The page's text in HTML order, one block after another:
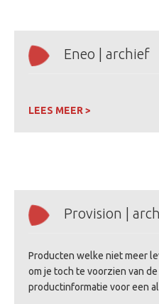
Eneo | archief
LEES MEER >
Provision |
Producten welke niet meer
om je toch te voorzien van
productinformatie voor een